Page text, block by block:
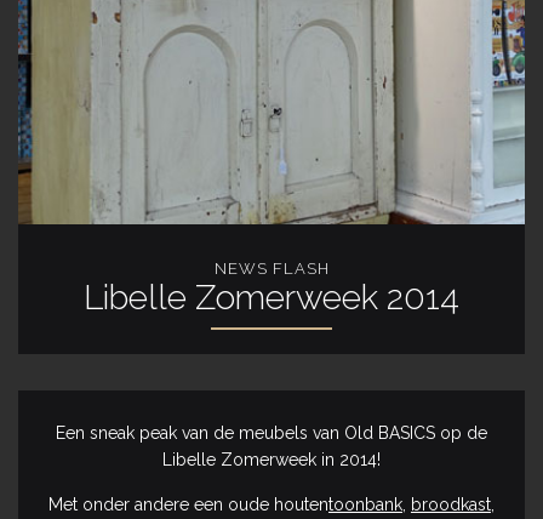
NEWS FLASH
Libelle Zomerweek 2014
Een sneak peak van de meubels van Old BASICS op de
Libelle Zomerweek in 2014!
Met onder andere een oude houtentoonbank broodkast